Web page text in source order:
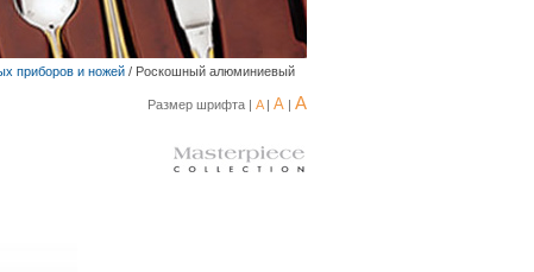
приборов и ножей / Роскошный алюминиевый
Размер шрифта | A | A | A